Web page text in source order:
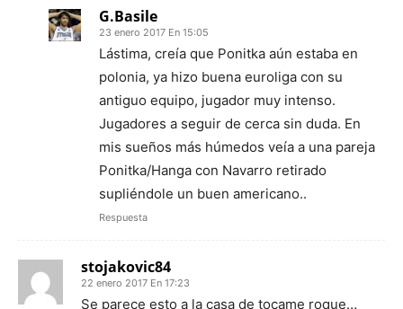
G.Basile
23 enero 2017 En 15:05
Lástima, creía que Ponitka aún estaba en
polonia, ya hizo buena euroliga con su
antiguo equipo, jugador muy intenso.
Jugadores a seguir de cerca sin duda. En
mis sueños más húmedos veía a una pareja
Ponitka/Hanga con Navarro retirado
supliéndole un buen americano..
Respuesta
stojakovic84
22 enero 2017 En 17:23
Se parece esto a la casa de tocame roque…